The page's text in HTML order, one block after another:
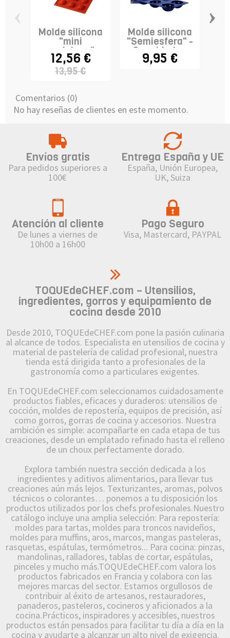
Molde silicona
"mini
magdalena" -
15...
12,56 €
13,95 €
Molde silicona
"Semiesfera" -
6 cavidades
9,95 €
›
Comentarios (0)
No hay reseñas de clientes en este momento.
Envíos gratis
Para pedidos superiores a
100€
Entrega España y UE
España, Unión Europea,
UK, Suiza
Atención al cliente
De lunes a viernes de
10h00 a 16h00
Pago Seguro
Visa, Mastercard, PAYPAL
TOQUEdeCHEF.com – Utensilios,
ingredientes, gorros y equipamiento de
cocina desde 2010
Desde 2010, TOQUEdeCHEF.com pone la pasión culinaria
al alcance de todos. Especialista en utensilios de cocina y
material de pastelería de calidad profesional, nuestra
tienda está dirigida tanto a profesionales de la
gastronomía como a particulares exigentes.
En TOQUEdeCHEF.com seleccionamos cuidadosamente
productos fiables, eficaces y duraderos: utensilios de
cocción, moldes de repostería, equipos de precisión, así
como gorros, gorras de cocina y accesorios. Nuestra
ambición es simple: acompañarte en cada etapa de tus
creaciones, desde un emplatado refinado hasta el relleno
de un choux perfectamente dorado.
Explora también nuestra sección dedicada a los
ingredientes y aditivos alimentarios, para llevar tus
creaciones aún más lejos. Texturizantes, aromas, polvos
técnicos o colorantes… ponemos a tu disposición los
productos utilizados por los chefs profesionales.Nuestro
catálogo incluye una amplia selección: Para repostería:
moldes para tartas, moldes para troncos navideños,
moldes para muffins, aros, marcos, mangas pasteleras,
rasquetas, espátulas, termómetros... Para cocina: pinzas,
mandolinas, ralladores, tablas de cortar, espátulas,
pinceles y mucho más.TOQUEdeCHEF.com valora los
productos fabricados en Francia y colabora con las
mejores marcas del sector. Estamos orgullosos de
contribuir al éxito de artesanos, restauradores,
panaderos, pasteleros, cocineros y aficionados a la
cocina.Prácticos, inspiradores y accesibles, nuestros
productos están pensados para facilitar tu día a día en la
cocina y ayudarte a alcanzar un alto nivel de exigencia.